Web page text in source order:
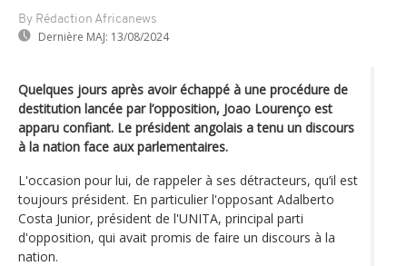
By Rédaction Africanews
Dernière MAJ: 13/08/2024
Quelques jours après avoir échappé à une procédure de
destitution lancée par l’opposition, Joao Lourenço est
apparu confiant. Le président angolais a tenu un discours
à la nation face aux parlementaires.
L'occasion pour lui, de rappeler à ses détracteurs, qu’il est
toujours président. En particulier l'opposant Adalberto
Costa Junior, président de l'UNITA, principal parti
d'opposition, qui avait promis de faire un discours à la
nation.